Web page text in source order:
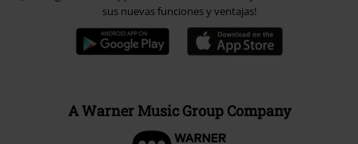
sus nuevas funciones y ventajas!
A Warner Music Group Company